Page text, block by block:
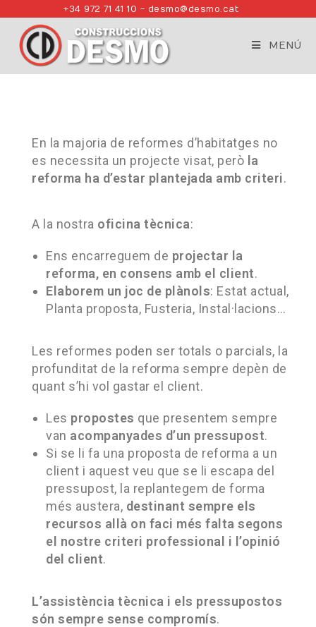
+34 972 71 41 10 - desmo@desmo.cat
MENÚ
En la majoria de reformes d’habitatges no
es necessita un projecte visat, però la
reforma ha d’estar plantejada amb criteri.
A la nostra oficina tècnica:
Ens encarreguem de projectar la
reforma, en consens amb el client.
Elaborem un joc de plànols: Estat actual,
Planta proposta, Fusteria, Instal·lacions…
Les reformes poden ser totals o parcials, la
profunditat de la reforma sempre depèn de
quant s’hi vol gastar el client.
Les propostes que presentem sempre
van acompanyades d’un pressupost.
Si se li fa una proposta de reforma a un
client i aquest veu que se li escapa del
pressupost, la replantegem de forma
més austera, destinant sempre els
recursos allà on faci més falta segons
el nostre criteri professional i l’opinió
del client.
L’assistència tècnica i els pressupostos
són sempre sense compromís.